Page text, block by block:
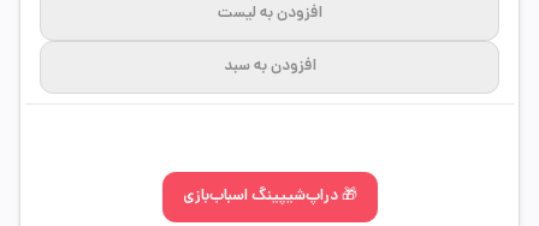
افزودن به لیست
افزودن به سبد
🎁 دراپ‌شیپینگ اسباب‌بازی